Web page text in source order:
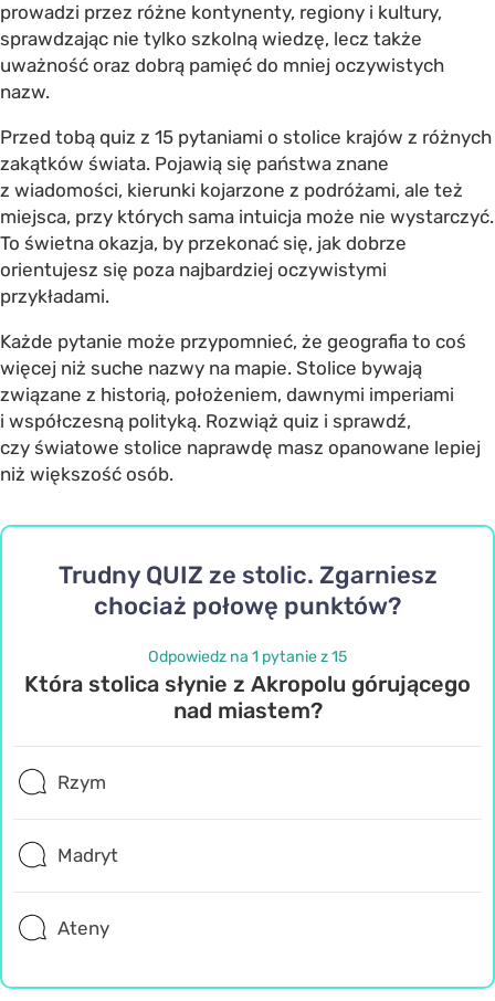
prowadzi przez różne kontynenty, regiony i kultury,
sprawdzając nie tylko szkolną wiedzę, lecz także
uważność oraz dobrą pamięć do mniej oczywistych
nazw.
Przed tobą quiz z 15 pytaniami o stolice krajów z różnych
zakątków świata. Pojawią się państwa znane
z wiadomości, kierunki kojarzone z podróżami, ale też
miejsca, przy których sama intuicja może nie wystarczyć.
To świetna okazja, by przekonać się, jak dobrze
orientujesz się poza najbardziej oczywistymi
przykładami.
Każde pytanie może przypomnieć, że geografia to coś
więcej niż suche nazwy na mapie. Stolice bywają
związane z historią, położeniem, dawnymi imperiami
i współczesną polityką. Rozwiąż quiz i sprawdź,
czy światowe stolice naprawdę masz opanowane lepiej
niż większość osób.
Trudny QUIZ ze stolic. Zgarniesz
chociaż połowę punktów?
Odpowiedz na 1 pytanie z 15
Która stolica słynie z Akropolu górującego
nad miastem?
Rzym
Madryt
Ateny